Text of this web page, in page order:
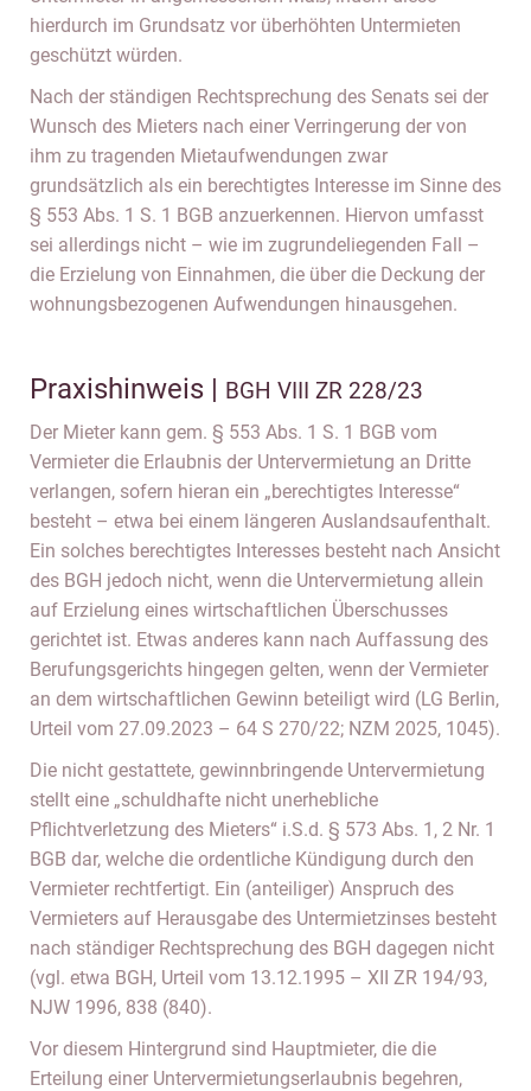
hierdurch im Grundsatz vor überhöhten Untermieten
geschützt würden.
Nach der ständigen Rechtsprechung des Senats sei der
Wunsch des Mieters nach einer Verringerung der von
ihm zu tragenden Mietaufwendungen zwar
grundsätzlich als ein berechtigtes Interesse im Sinne des
§ 553 Abs. 1 S. 1 BGB anzuerkennen. Hiervon umfasst
sei allerdings nicht – wie im zugrundeliegenden Fall –
die Erzielung von Einnahmen, die über die Deckung der
wohnungsbezogenen Aufwendungen hinausgehen.
Praxishinweis | BGH VIII ZR 228/23
Der Mieter kann gem. § 553 Abs. 1 S. 1 BGB vom
Vermieter die Erlaubnis der Untervermietung an Dritte
verlangen, sofern hieran ein „berechtigtes Interesse“
besteht – etwa bei einem längeren Auslandsaufenthalt.
Ein solches berechtigtes Interesses besteht nach Ansicht
des BGH jedoch nicht, wenn die Untervermietung allein
auf Erzielung eines wirtschaftlichen Überschusses
gerichtet ist. Etwas anderes kann nach Auffassung des
Berufungsgerichts hingegen gelten, wenn der Vermieter
an dem wirtschaftlichen Gewinn beteiligt wird (LG Berlin,
Urteil vom 27.09.2023 – 64 S 270/22; NZM 2025, 1045).
Die nicht gestattete, gewinnbringende Untervermietung
stellt eine „schuldhafte nicht unerhebliche
Pflichtverletzung des Mieters“ i.S.d. § 573 Abs. 1, 2 Nr. 1
BGB dar, welche die ordentliche Kündigung durch den
Vermieter rechtfertigt. Ein (anteiliger) Anspruch des
Vermieters auf Herausgabe des Untermietzinses besteht
nach ständiger Rechtsprechung des BGH dagegen nicht
(vgl. etwa BGH, Urteil vom 13.12.1995 – XII ZR 194/93,
NJW 1996, 838 (840).
Vor diesem Hintergrund sind Hauptmieter, die die
Erteilung einer Untervermietungserlaubnis begehren,